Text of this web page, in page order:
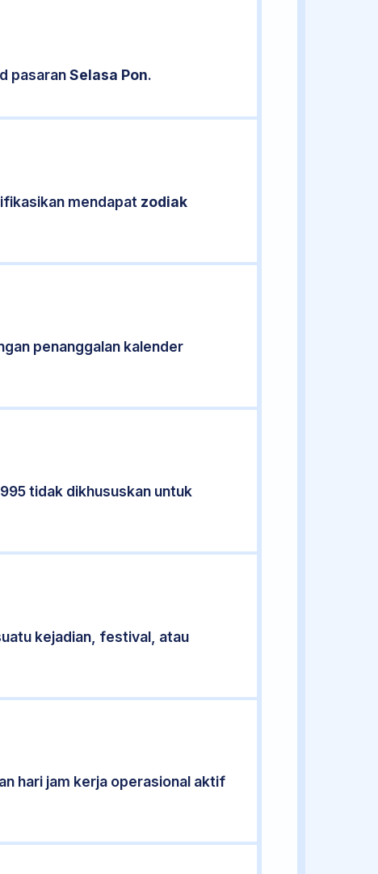
pasaranSelasa Pon.
mendapat zodiak
penanggalan kalender
tidak dikhususkan untuk
kejadian, festival, atau
hari jam kerja operasional aktif